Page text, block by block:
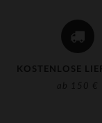
KOSTENLOSE
ab 150 €